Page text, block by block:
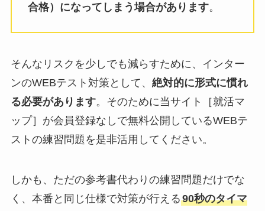
合格）になってしまう場合があります。
そんなリスクを少しでも減らすために、インター
ンのWEBテスト対策として、 絶対的に形式に慣れ
る必要があります。そのために当サイト［就活マ
ップ］が会員登録なしで無料公開しているWEBテ
ストの練習問題を是非活用してください。
しかも、ただの参考書代わりの練習問題だけでな
く、本番と同じ仕様で対策が行える90秒のタイマ